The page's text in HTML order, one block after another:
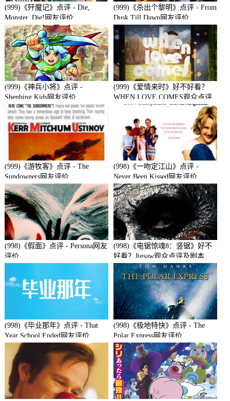
(999)《歼魔记》点评 - Die,
Monster, Die!网友评价
(999)《杀出个黎明》点评 - From
Dusk Till Dawn网友评价
(999)《神兵小将》点评 -
Shenbing Kids网友评价
(999)《爱情来时》好不好看？
WHEN LOVE COMES观众点评
及剧本
(999)《游牧客》点评 - The
Sundowners网友评价
(998)《一吻定江山》点评 -
Never Been Kissed网友评价
(998)《假面》点评 - Persona网友
评价
(998)《电锯惊魂8：竖锯》好不
好看？Jigsaw观众点评及剧本
(998)《毕业那年》点评 - That
Year School Ended网友评价
(998)《极地特快》点评 - The
Polar Express网友评价